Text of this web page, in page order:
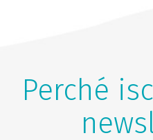
Perché